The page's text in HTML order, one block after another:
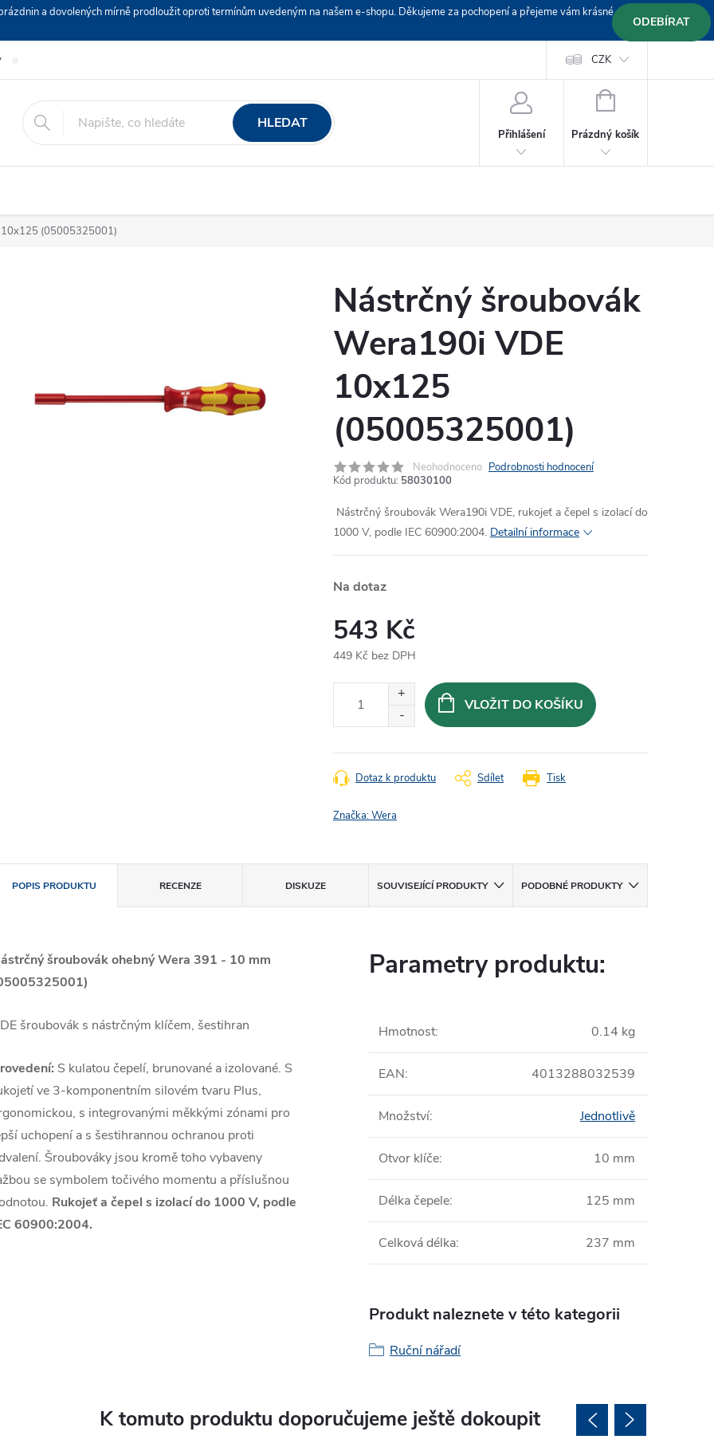
a dovolených mírně prodloužit oproti termínům uvedeným na našem e-shopu. Děkujeme za pochopení a přejeme vám krásné
Platba GoPay +420 603 319382
CZK
HLEDAT
Přihlášení
NÁKUPNÍ
Prázdný košík
10x125 (05005325001)
ODEBÍRAT
Nástrčný šroubovák
Wera190i VDE
10x125
(05005325001)
Neohodnoceno Podrobnosti hodnocení
Kód produktu: 58030100
Nástrčný šroubovák Wera190i VDE, rukojeť a čepel s izolací do
1000 V, podle IEC 60900:2004. Detailní informace
Na dotaz
543 Kč
449 Kč bez DPH
VLOŽIT DO KOŠÍKU
Tisk
Dotaz k produktu Sdílet
Značka:Wera
POPIS PRODUKTU RECENZE DISKUZE SOUVISEJÍCÍ PRODUKTY PODOBNÉ PRODUKTY
šroubovák ohebný Wera 391 - 10 mm
šroubovák s nástrčným klíčem, šestihran
S kulatou čepelí, brunované a izolované. S
ve 3-komponentním silovém tvaru Plus,
s integrovanými měkkými zónami pro
uchopení a s šestihrannou ochranou proti
Šroubováky jsou kromě toho vybaveny
se symbolem točivého momentu a příslušnou
Rukojeť a čepel s izolací do 1000 V, podle
60900:2004.
Parametry produktu:
Hmotnost: 0.14 kg
EAN: 4013288032539
Množství: Jednotlivě
Otvor klíče: 10 mm
Délka čepele: 125 mm
Celková délka: 237 mm
Produkt naleznete v této kategorii
Ruční nářadí
K tomuto produktu doporučujeme ještě dokoupit